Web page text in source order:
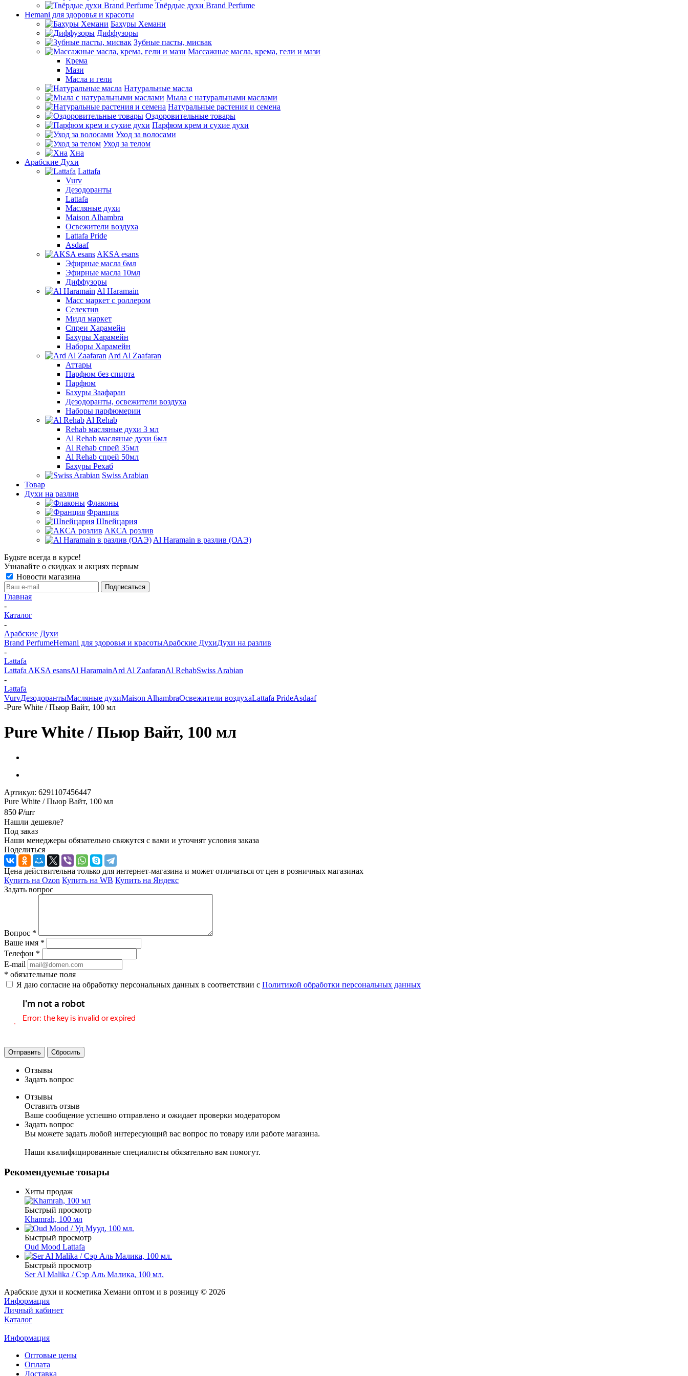
Твёрдые духи Brand Perfume
Hemani для здоровья и красоты
Бахуры Хемани
Диффузоры
Зубные пасты, мисвак
Массажные масла, крема, гели и мази
Крема
Мази
Масла и гели
Натуральные масла
Мыла с натуральными маслами
Натуральные растения и семена
Оздоровительные товары
Парфюм крем и сухие духи
Уход за волосами
Уход за телом
Хна
Арабские Духи
Lattafa
Vurv
Дезодоранты
Lattafa
Масляные духи
Maison Alhambra
Освежители воздуха
Lattafa Pride
Asdaaf
AKSA esans
Эфирные масла 6мл
Эфирные масла 10мл
Диффузоры
Al Haramain
Масс маркет с роллером
Селектив
Мидл маркет
Спреи Харамейн
Бахуры Харамейн
Наборы Харамейн
Ard Al Zaafaran
Аттары
Парфюм без спирта
Парфюм
Бахуры Заафаран
Дезодоранты, освежители воздуха
Наборы парфюмерии
Al Rehab
Rehab масляные духи 3 мл
Al Rehab масляные духи 6мл
Al Rehab спрей 35мл
Al Rehab спрей 50мл
Бахуры Рехаб
Swiss Arabian
Товар
Духи на разлив
Флаконы
Франция
Швейцария
АКСА розлив
Al Haramain в разлив (ОАЭ)
Будьте всегда в курсе!
Узнавайте о скидках и акциях первым
Новости магазина
Главная
-
Каталог
-
Арабские Духи
Brand PerfumeHemani для здоровья и красотыАрабские ДухиДухи на разлив
-
Lattafa
Lattafa AKSA esansAl HaramainArd Al ZaafaranAl RehabSwiss Arabian
-
Lattafa
VurvДезодорантыМасляные духиMaison AlhambraОсвежители воздухаLattafa PrideAsdaaf
-Pure White / Пьюр Вайт, 100 мл
Pure White / Пьюр Вайт, 100 мл
Артикул: 6291107456447
Pure White / Пьюр Вайт, 100 мл
850 ₽/шт
Нашли дешевле?
Под заказ
Наши менеджеры обязательно свяжутся с вами и уточнят условия заказа
Поделиться
Цена действительна только для интернет-магазина и может отличаться от цен в розничных магазинах
Купить на Ozon Купить на WB Купить на Яндекс
Задать вопрос
Вопрос *
Ваше имя *
Телефон *
E-mail
* обязательные поля
Я даю согласие на обработку персональных данных в соответствии с Политикой обработки персональных данных
Отправить Сбросить
Отзывы
Задать вопрос
Отзывы
Оставить отзыв
Ваше сообщение успешно отправлено и ожидает проверки модератором
Задать вопрос
Вы можете задать любой интересующий вас вопрос по товару или работе магазина.
Наши квалифицированные специалисты обязательно вам помогут.
Рекомендуемые товары
Хиты продаж
Быстрый просмотр
Khamrah, 100 мл
Быстрый просмотр
Oud Mood Lattafa
Быстрый просмотр
Ser Al Malika / Сэр Аль Малика, 100 мл.
Арабские духи и косметика Хемани оптом и в розницу © 2026
Информация
Личный кабинет
Каталог
Информация
Оптовые цены
Оплата
Доставка